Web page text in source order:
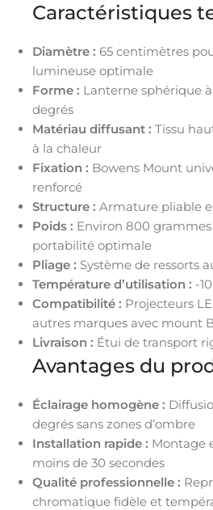
Caractéristiques
Diamètre : 65 centimètres
lumineuse optimale
Forme : Lanterne sphérique
degrés
Matériau diffusant : Tissu
à la chaleur
Fixation : Bowens Mount
renforcé
Structure : Armature pliable
Poids : Environ 800
portabilité optimale
Pliage : Système de ressorts
Température d’utilisation : -
Compatibilité : Projecteurs
autres marques avec mount
Livraison : Étui de transport
Avantages du
Éclairage homogène :
degrés sans zones d’ombre
Installation rapide : Montage
moins de 30 secondes
Qualité professionnelle :
chromatique fidèle et